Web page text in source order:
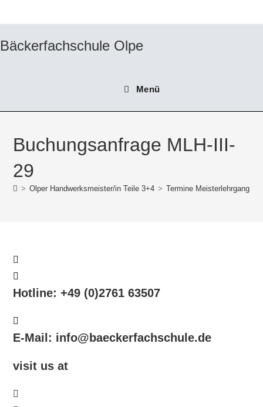
Bäckerfachschule Olpe
Menü
Buchungsanfrage MLH-III-
29
> Olper Handwerksmeister/in Teile 3+4 > Termine Meisterlehrgang
Hotline: +49 (0)2761 63507
E-Mail: info@baeckerfachschule.de
visit us at